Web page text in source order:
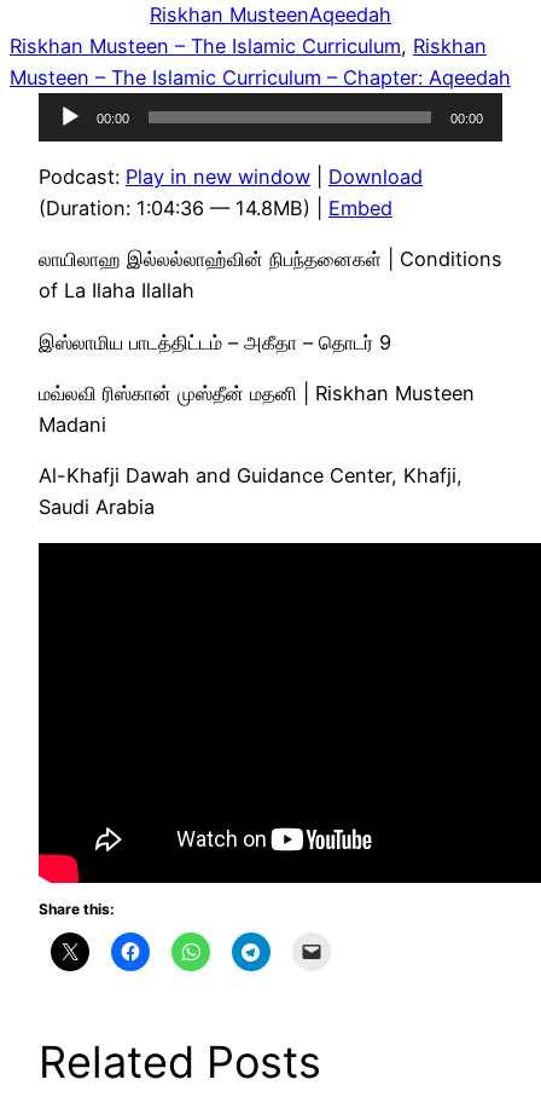
Riskhan MusteenAqeedah
Riskhan Musteen – The Islamic Curriculum, Riskhan
Musteen – The Islamic Curriculum – Chapter: Aqeedah
Audio
Player
00:00 00:00
Podcast: Play in new window
Download
(Duration: 1:04:36 — 14.8MB) | Embed
லாயிலாஹ இல்லல்லாஹ்வின் நிபந்தனைகள் | Conditions
of La Ilaha Ilallah
இஸ்லாமிய பாடத்திட்டம் – அகீதா – தொடர் 9
மவ்லவி ரிஸ்கான் முஸ்தீன் மதனி | Riskhan Musteen
Madani
Al-Khafji Dawah and Guidance Center, Khafji,
Saudi Arabia
Share this:
Related Posts